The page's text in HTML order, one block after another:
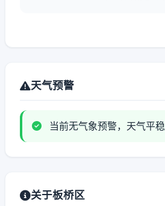
天气预警
当前无气象预警，天气平稳
关于板桥区